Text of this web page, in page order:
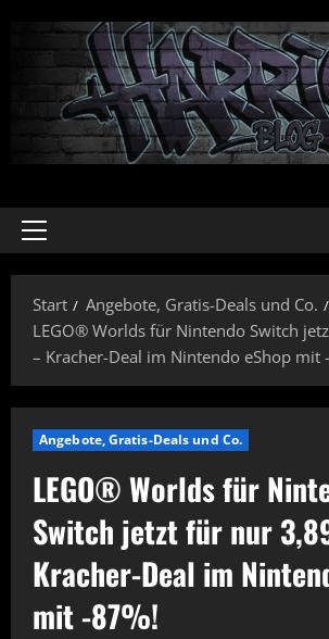
springen
Primäres
Start
Angebote, Gratis-Deals und Co.
LEGO® Worlds für Nintendo Switch
– Kracher-Deal im Nintendo eShop mit
Angebote, Gratis-Deals und Co.
LEGO® Worlds für
Switch jetzt für nur
Kracher-Deal im
mit -87%!